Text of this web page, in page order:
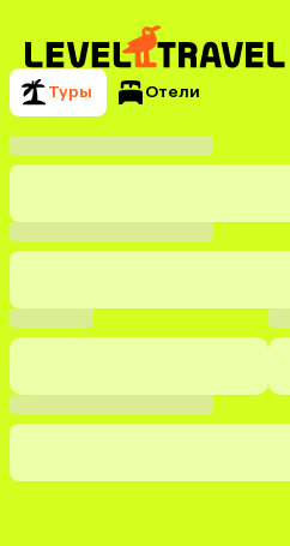
Туры Отели